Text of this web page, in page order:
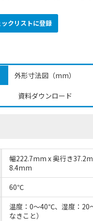
クリストに登録
外形寸法図（mm）
資料ダウンロード
幅222.7mm x 奥行き
8.4mm
60℃
温度：0～40℃、湿度：20
なきこと）